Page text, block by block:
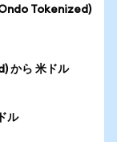
Tokenized)
から 米ドル
ル